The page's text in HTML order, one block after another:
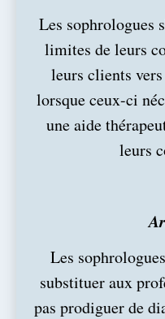
Les sophrologues
limites de leurs
leurs clients
lorsque ceux-ci
une aide
leurs
Les
substituer aux
pas prodiguer de